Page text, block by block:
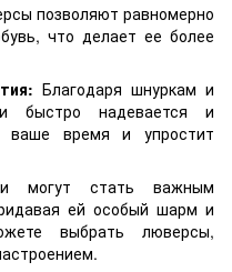
позволяют равномерно
что делает ее более
Благодаря шнуркам и
быстро надевается и
ваше время и упростит
могут стать важным
ей особый шарм и
выбрать люверсы,